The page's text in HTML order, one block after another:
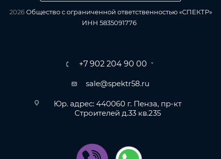
2026Общество с ограниченной ответственностью «СПЕКТР»
ИНН 5835091776
+7 902 204 90 00
sale@spektr58.ru
Юр. адрес: 440060 г. Пенза, пр-кт
Строителей д.33 кв.235